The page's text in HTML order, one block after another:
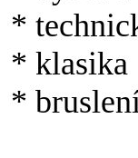
*
* klasika
*